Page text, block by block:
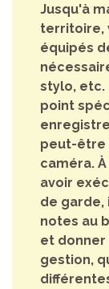
Jusqu'à
territoire,
équipés
stylo, etc.
point
peut-être
caméra.
avoir
de garde,
notes au
et donner
gestion,